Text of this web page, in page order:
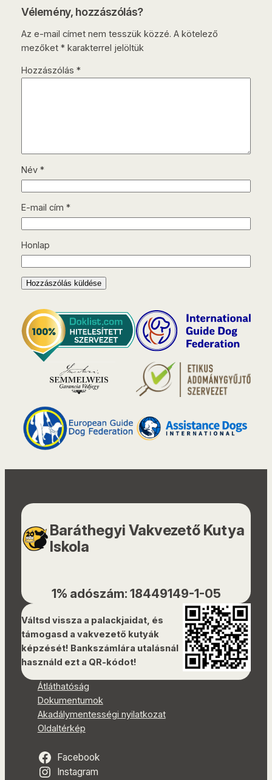
Vélemény, hozzászólás?
Az e-mail címet nem tesszük közzé. A kötelező
mezőket *karakterrel jelöltük
Hozzászólás *
Név *
E-mail cím *
Honlap
Baráthegyi Vakvezető Kutya
Iskola
1% adószám: 18449149-1-05
Váltsd vissza a palackjaidat, és
támogasd a vakvezető kutyák
képzését! Bankszámlára utalásnál
használd ezt a QR-kódot!
Átláthatóság
Dokumentumok
Akadálymentességi nyilatkozat
Oldaltérkép
Facebook
Instagram